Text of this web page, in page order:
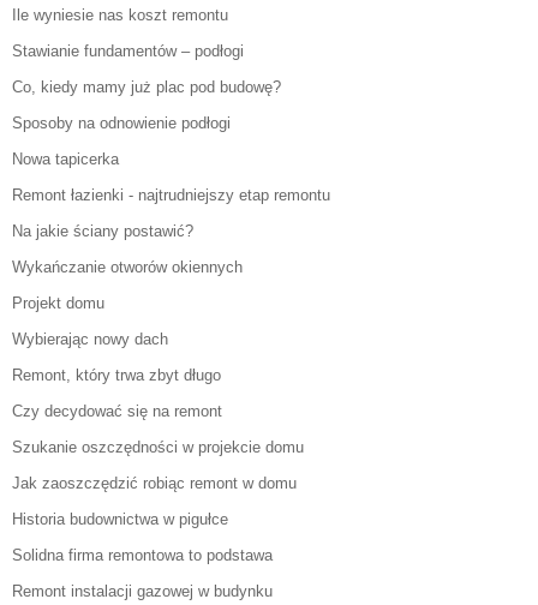
Ile wyniesie nas koszt remontu
Stawianie fundamentów – podłogi
Co, kiedy mamy już plac pod budowę?
Sposoby na odnowienie podłogi
Nowa tapicerka
Remont łazienki - najtrudniejszy etap remontu
Na jakie ściany postawić?
Wykańczanie otworów okiennych
Projekt domu
Wybierając nowy dach
Remont, który trwa zbyt długo
Czy decydować się na remont
Szukanie oszczędności w projekcie domu
Jak zaoszczędzić robiąc remont w domu
Historia budownictwa w pigułce
Solidna firma remontowa to podstawa
Remont instalacji gazowej w budynku